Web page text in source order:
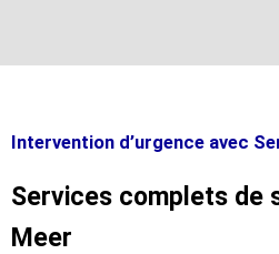
Intervention d’urgence avec
Services complets de
Meer